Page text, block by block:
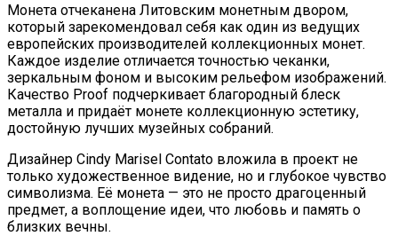
Монета отчеканена Литовским монетным двором,
который зарекомендовал себя как один из ведущих
европейских производителей коллекционных монет.
Каждое изделие отличается точностью чеканки,
зеркальным фоном и высоким рельефом изображений.
Качество Proof подчеркивает благородный блеск
металла и придаёт монете коллекционную эстетику,
достойную лучших музейных собраний.
Дизайнер Cindy Marisel Contato вложила в проект не
только художественное видение, но и глубокое чувство
символизма. Её монета — это не просто драгоценный
предмет, а воплощение идеи, что любовь и память о
близких вечны.